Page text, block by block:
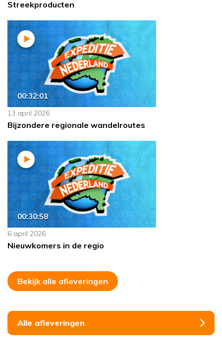
Streekproducten
00:32:01
13 april 2026
Bijzondere regionale wandelroutes
00:30:58
6 april 2026
Nieuwkomers in de regio
Bekijk alle afleveringen
Alle afleveringen